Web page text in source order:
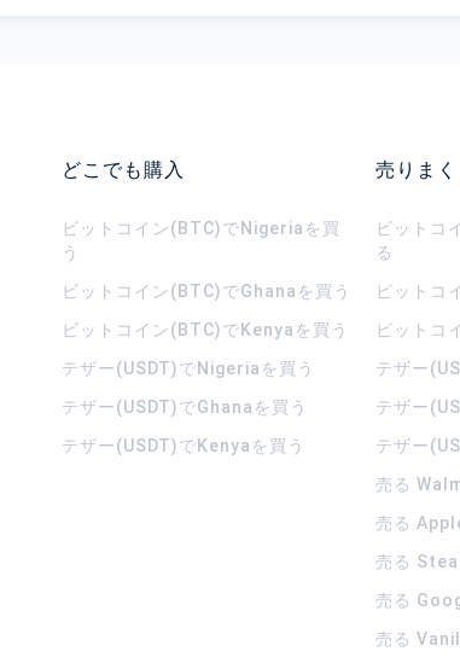
どこでも購入
ビットコイン(BTC)でNigeriaを買
う
ビットコイン(BTC)でGhanaを買う
ビットコイン(BTC)でKenyaを買う
テザー(USDT)でNigeriaを買う
テザー(USDT)でGhanaを買う
テザー(USDT)でKenyaを買う
売りまく
ビットコ
る
ビットコ
ビットコ
テザー
テザー
テザー
売る
売る
売る
売る
売る